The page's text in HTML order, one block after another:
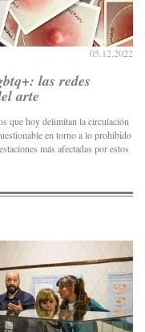
05.12.2022
las redes
arte
que hoy delimitan la circulación
en torno a lo prohibido
más afectadas por estos